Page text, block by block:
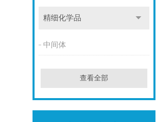
精细化学品
中间体
查看全部